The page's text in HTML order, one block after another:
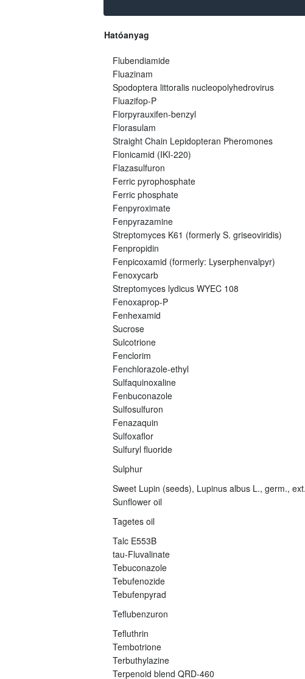
Hatóanyag
Flubendiamide
Fluazinam
Spodoptera littoralis nucleopolyhedrovirus
Fluazifop-P
Florpyrauxifen-benzyl
Florasulam
Straight Chain Lepidopteran Pheromones
Flonicamid (IKI-220)
Flazasulfuron
Ferric pyrophosphate
Ferric phosphate
Fenpyroximate
Fenpyrazamine
Streptomyces K61 (formerly S. griseoviridis)
Fenpropidin
Fenpicoxamid (formerly: Lyserphenvalpyr)
Fenoxycarb
Streptomyces lydicus WYEC 108
Fenoxaprop-P
Fenhexamid
Sucrose
Sulcotrione
Fenclorim
Fenchlorazole-ethyl
Sulfaquinoxaline
Fenbuconazole
Sulfosulfuron
Fenazaquin
Sulfoxaflor
Sulfuryl fluoride
Sulphur
Sweet Lupin (seeds), Lupinus albus L., germ., ext.
Sunflower oil
Tagetes oil
Talc E553B
tau-Fluvalinate
Tebuconazole
Tebufenozide
Tebufenpyrad
Teflubenzuron
Tefluthrin
Tembotrione
Terbuthylazine
Terpenoid blend QRD-460